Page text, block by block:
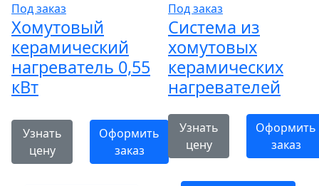
Под заказ
Хомутовый
керамический
нагреватель 0,55
кВт
Узнать
цену
Оформить
заказ
Под заказ
Система из
хомутовых
керамических
нагревателей
Узнать
цену
Оформить
заказ